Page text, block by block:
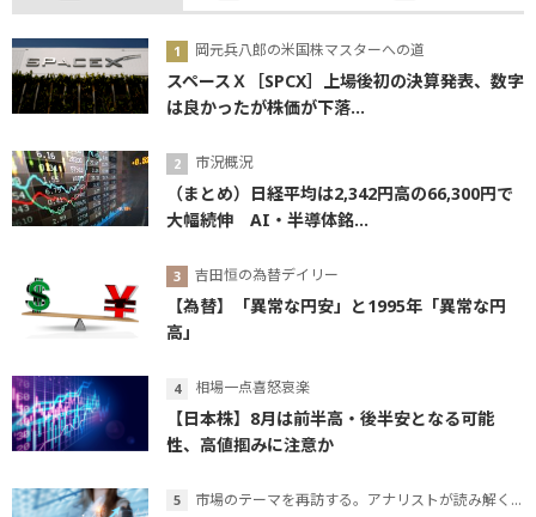
岡元兵八郎の米国株マスターへの道
スペースＸ［SPCX］上場後初の決算発表、数字
は良かったが株価が下落...
市況概況
（まとめ）日経平均は2,342円高の66,300円で
大幅続伸 AI・半導体銘...
吉田恒の為替デイリー
【為替】「異常な円安」と1995年「異常な円
高」
相場一点喜怒哀楽
【日本株】8月は前半高・後半安となる可能
性、高値掴みに注意か
市場のテーマを再訪する。アナリストが読み解くテーマの本質